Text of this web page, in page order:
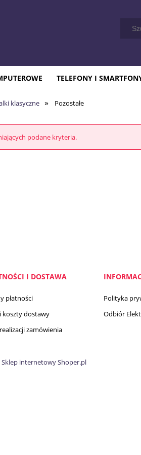
TELEFONY I
klasyczne » Pozostałe
podane kryteria.
I DOSTAWA
płatności
koszty dostawy
zamówienia
Polityka
Odbiór
Sklep internetowy Shoper.pl